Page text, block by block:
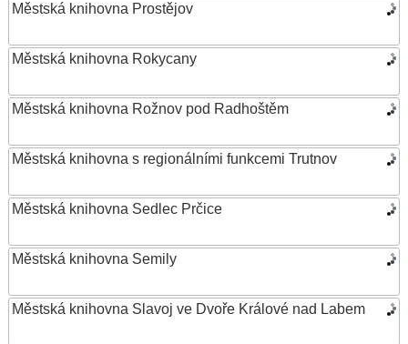
Městská knihovna Prostějov
Městská knihovna Rokycany
Městská knihovna Rožnov pod Radhoštěm
Městská knihovna s regionálními funkcemi Trutnov
Městská knihovna Sedlec Prčice
Městská knihovna Semily
Městská knihovna Slavoj ve Dvoře Králové nad Labem